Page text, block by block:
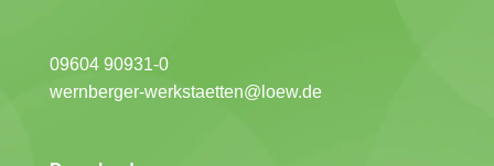
09604 90931-0
wernberger-werkstaetten@loew.de